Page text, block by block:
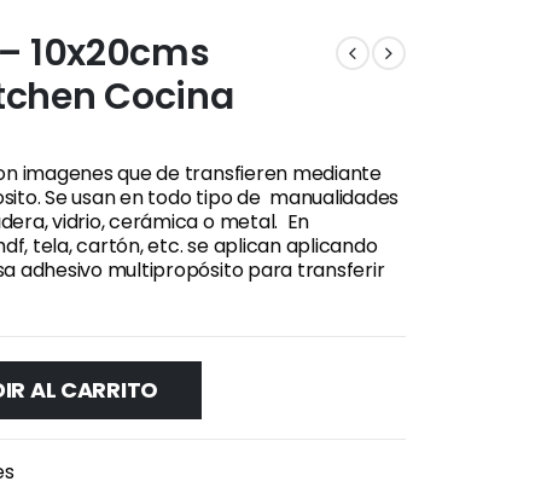
10x20cms
Cocina
imagenes que de transfieren mediante
Se usan en todo tipo de manualidades
vidrio, cerámica o metal. En
tela, cartón, etc. se aplican aplicando
adhesivo multipropósito para transferir
AL CARRITO